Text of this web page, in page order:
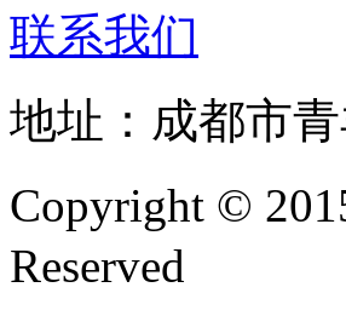
联系我们
地址：成都市
Copyright ©
Reserved